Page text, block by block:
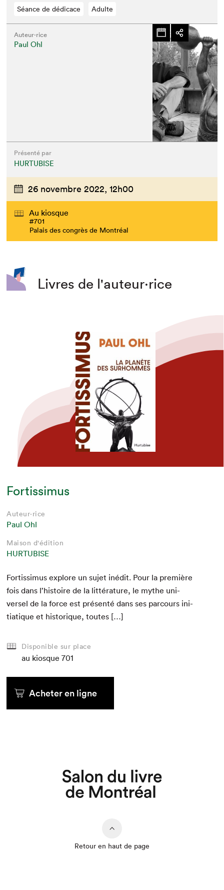
Que cherchez-vous?
Séance de dédicace Adulte
Auteur·rice
Paul Ohl
Présenté par
HURTUBISE
26 novembre 2022, 12h00
Au kiosque
#701
Palais des congrès de Montréal
Livres de l'auteur·rice
Fortissimus
Auteur·rice
Paul Ohl
Maison d'édition
HURTUBISE
For­tis­simus explore un sujet inédit. Pour la pre­mière
fois dans l’histoire de la lit­téra­ture, le mythe uni­
versel de la force est présen­té dans ses par­cours ini­
ti­a­tique et his­torique, toutes […]
Disponible sur place
au kiosque 701
Acheter en ligne
Retour en haut de page